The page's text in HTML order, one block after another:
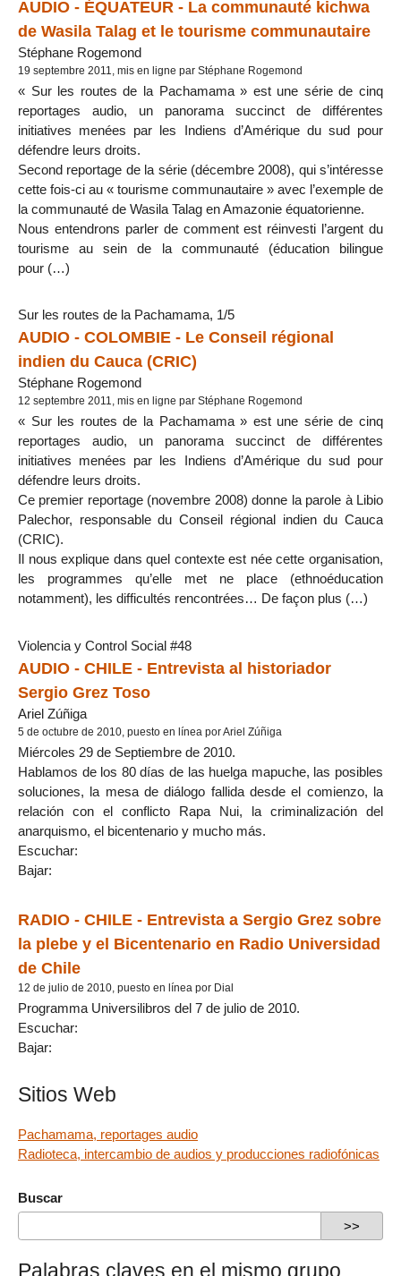
AUDIO - ÉQUATEUR - La communauté kichwa
de Wasila Talag et le tourisme communautaire
Stéphane Rogemond
19 septembre 2011, mis en ligne par Stéphane Rogemond
« Sur les routes de la Pachamama » est une série de cinq
reportages audio, un panorama succinct de différentes
initiatives menées par les Indiens d’Amérique du sud pour
défendre leurs droits.
Second reportage de la série (décembre 2008), qui s’intéresse
cette fois-ci au « tourisme communautaire » avec l’exemple de
la communauté de Wasila Talag en Amazonie équatorienne.
Nous entendrons parler de comment est réinvesti l’argent du
tourisme au sein de la communauté (éducation bilingue
pour (…)
Sur les routes de la Pachamama, 1/5
AUDIO - COLOMBIE - Le Conseil régional
indien du Cauca (CRIC)
Stéphane Rogemond
12 septembre 2011, mis en ligne par Stéphane Rogemond
« Sur les routes de la Pachamama » est une série de cinq
reportages audio, un panorama succinct de différentes
initiatives menées par les Indiens d’Amérique du sud pour
défendre leurs droits.
Ce premier reportage (novembre 2008) donne la parole à Libio
Palechor, responsable du Conseil régional indien du Cauca
(CRIC).
Il nous explique dans quel contexte est née cette organisation,
les programmes qu’elle met ne place (ethnoéducation
notamment), les difficultés rencontrées… De façon plus (…)
Violencia y Control Social #48
AUDIO - CHILE - Entrevista al historiador
Sergio Grez Toso
Ariel Zúñiga
5 de octubre de 2010, puesto en línea por Ariel Zúñiga
Miércoles 29 de Septiembre de 2010.
Hablamos de los 80 días de las huelga mapuche, las posibles
soluciones, la mesa de diálogo fallida desde el comienzo, la
relación con el conflicto Rapa Nui, la criminalización del
anarquismo, el bicentenario y mucho más.
Escuchar:
Bajar:
RADIO - CHILE - Entrevista a Sergio Grez sobre
la plebe y el Bicentenario en Radio Universidad
de Chile
12 de julio de 2010, puesto en línea por Dial
Programma Universilibros del 7 de julio de 2010.
Escuchar:
Bajar:
Sitios Web
Pachamama, reportages audio
Radioteca, intercambio de audios y producciones radiofónicas
Buscar
Palabras claves en el mismo grupo